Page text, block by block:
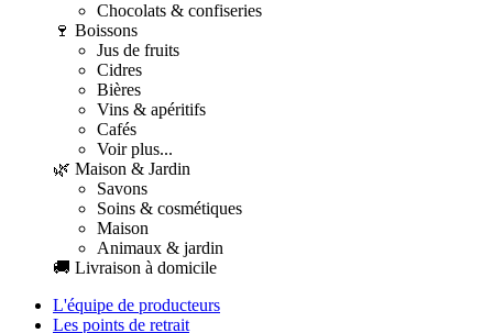
Chocolats & confiseries
🍷 Boissons
Jus de fruits
Cidres
Bières
Vins & apéritifs
Cafés
Voir plus...
🌿 Maison & Jardin
Savons
Soins & cosmétiques
Maison
Animaux & jardin
🚚 Livraison à domicile
L'équipe de producteurs
Les points de retrait